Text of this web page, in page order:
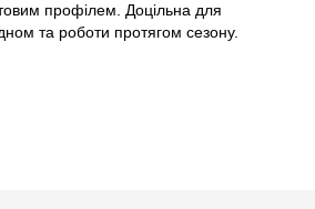
профілем. Доцільна для
та роботи протягом сезону.